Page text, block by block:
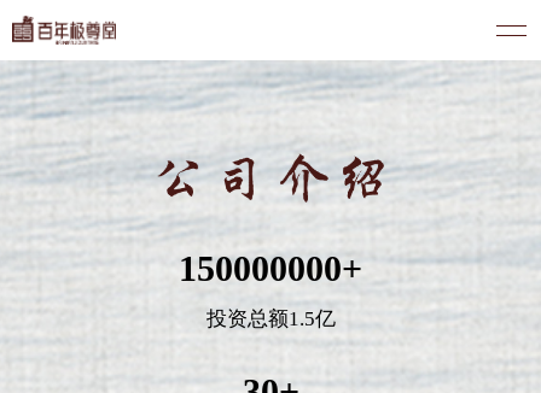
150000000+
投资总额1.5亿